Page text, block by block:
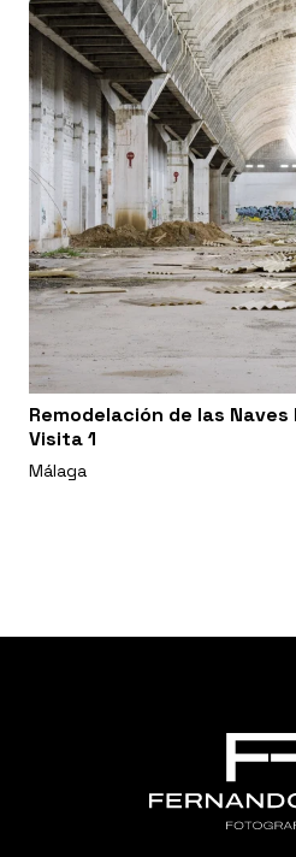
Remodelación de las
Visita 1
Málaga